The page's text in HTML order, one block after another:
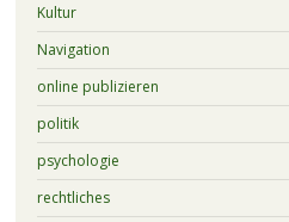
Kultur
Navigation
online publizieren
politik
psychologie
rechtliches